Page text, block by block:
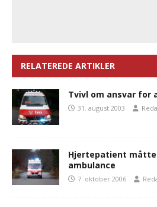
RELATEREDE ARTIKLER
Tvivl om ansvar for
31. august 2003
Hjertepatient
ambulance
7. oktober 2006